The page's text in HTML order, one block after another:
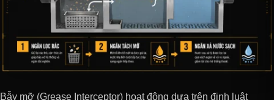
Bẫy mỡ (Grease Interceptor) hoạt động dựa trên định luật